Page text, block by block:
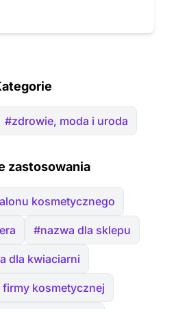
#zdrowie, moda i uroda
zastosowania
kosmetycznego
#nazwa dla sklepu
dla kwiaciarni
kosmetycznej